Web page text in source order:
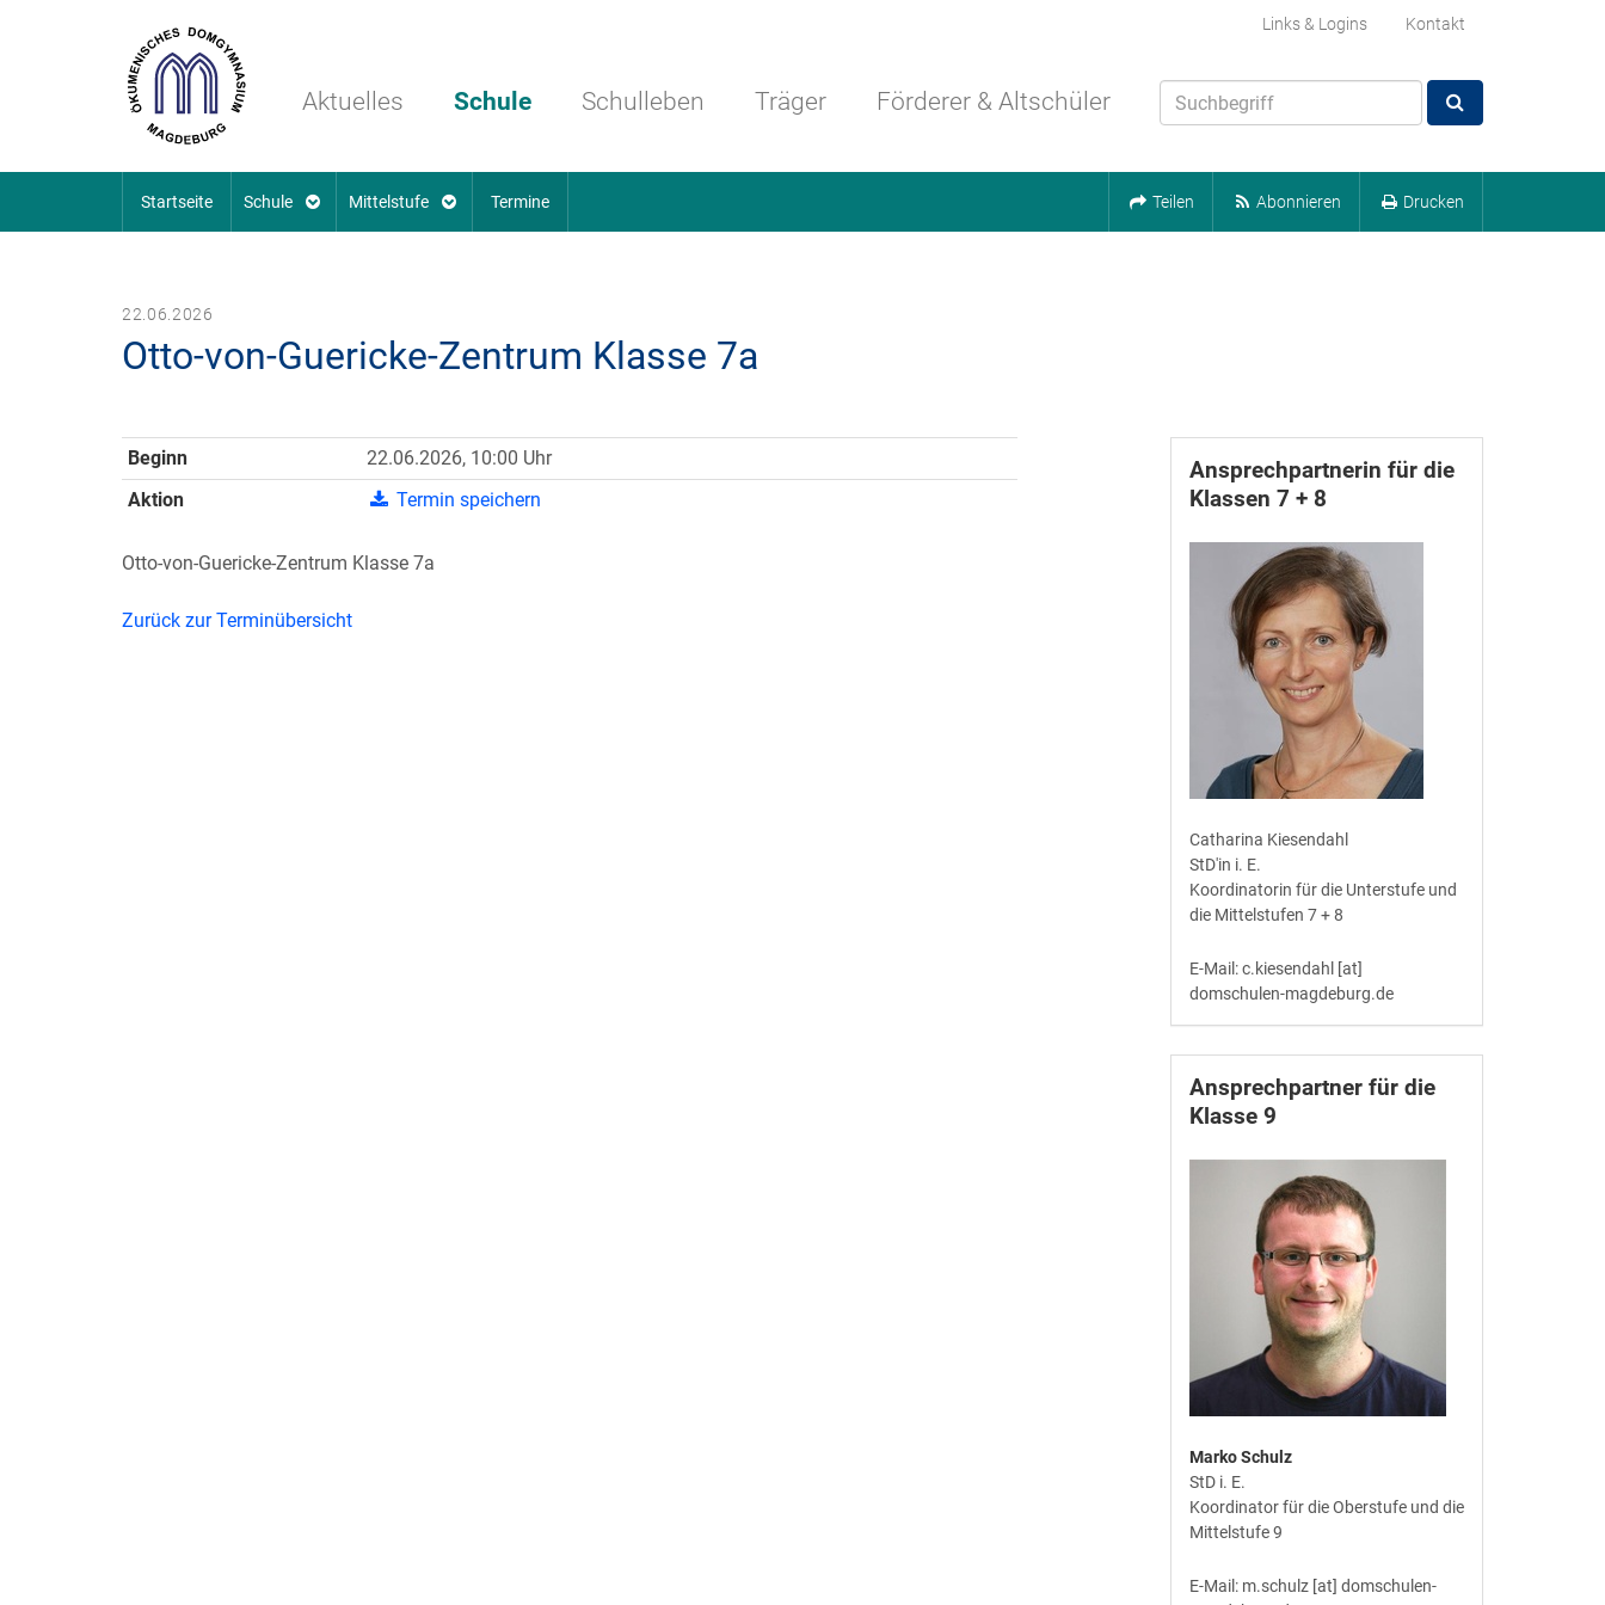
Links & Logins Kontakt
Aktuelles Schule Schulleben Träger Förderer & Altschüler
Startseite Schule Mittelstufe Termine Teilen Abonnieren Drucken
22.06.2026
Otto-von-Guericke-Zentrum Klasse 7a
Beginn
22.06.2026, 10:00 Uhr
Aktion
Termin speichern
Otto-von-Guericke-Zentrum Klasse 7a
Zurück zur Terminübersicht
Ansprechpartnerin für die
Klassen 7 + 8
Catharina Kiesendahl
StD'in i. E.
Koordinatorin für die Unterstufe und
die Mittelstufen 7 + 8
E-Mail: c.kiesendahl [at]
domschulen-magdeburg.de
Ansprechpartner für die
Klasse 9
Marko Schulz
StD i. E.
Koordinator für die Oberstufe und die
Mittelstufe 9
E-Mail: m.schulz [at] domschulen-